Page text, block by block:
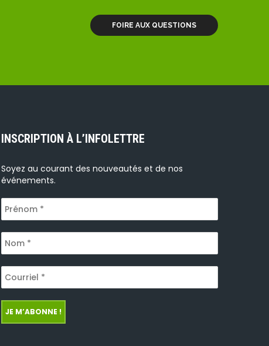
FOIRE AUX QUESTIONS
INSCRIPTION À L’INFOLETTRE
Soyez au courant des nouveautés et de nos
événements.